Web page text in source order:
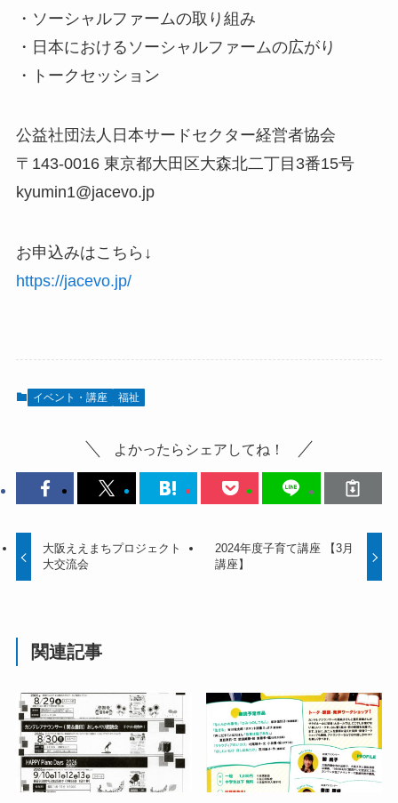
・ソーシャルファームの取り組み
・日本におけるソーシャルファームの広がり
・トークセッション
公益社団法人日本サードセクター経営者協会
〒143-0016 東京都大田区大森北二丁目3番15号
kyumin1@jacevo.jp
お申込みはこちら↓
https://jacevo.jp/
イベント・講座 福祉
よかったらシェアしてね！
大阪ええまちプロジェクト
大交流会
2024年度子育て講座 【3月
講座】
関連記事